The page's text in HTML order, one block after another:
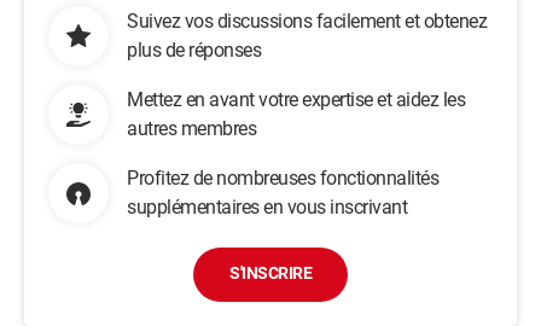
Suivez vos discussions facilement et obtenez
plus de réponses
Mettez en avant votre expertise et aidez les
autres membres
Profitez de nombreuses fonctionnalités
supplémentaires en vous inscrivant
S'INSCRIRE